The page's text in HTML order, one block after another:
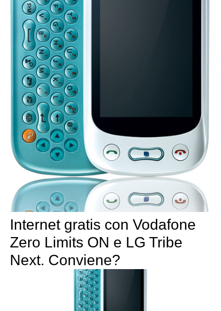
Internet gratis con Vodafone
Zero Limits ON e LG Tribe
Next. Conviene?